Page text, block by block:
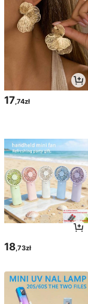
17,74zł
18,73zł